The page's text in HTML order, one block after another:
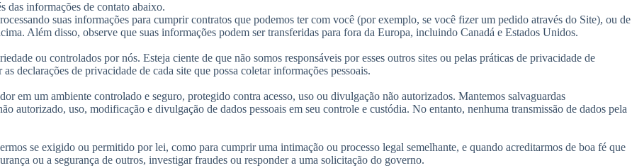
das informações de contato abaixo.
suas informações para cumprir contratos que podemos ter com você (por exemplo, se você fizer um pedido através do Site), ou de
Além disso, observe que suas informações podem ser transferidas para fora da Europa, incluindo Canadá e Estados Unidos.
ou controlados por nós. Esteja ciente de que não somos responsáveis por esses outros sites ou pelas práticas de privacidade de
declarações de privacidade de cada site que possa coletar informações pessoais.
em um ambiente controlado e seguro, protegido contra acesso, uso ou divulgação não autorizados. Mantemos salvaguardas
autorizado, uso, modificação e divulgação de dados pessoais em seu controle e custódia. No entanto, nenhuma transmissão de dados pela
se exigido ou permitido por lei, como para cumprir uma intimação ou processo legal semelhante, e quando acreditarmos de boa fé que
ou a segurança de outros, investigar fraudes ou responder a uma solicitação do governo.